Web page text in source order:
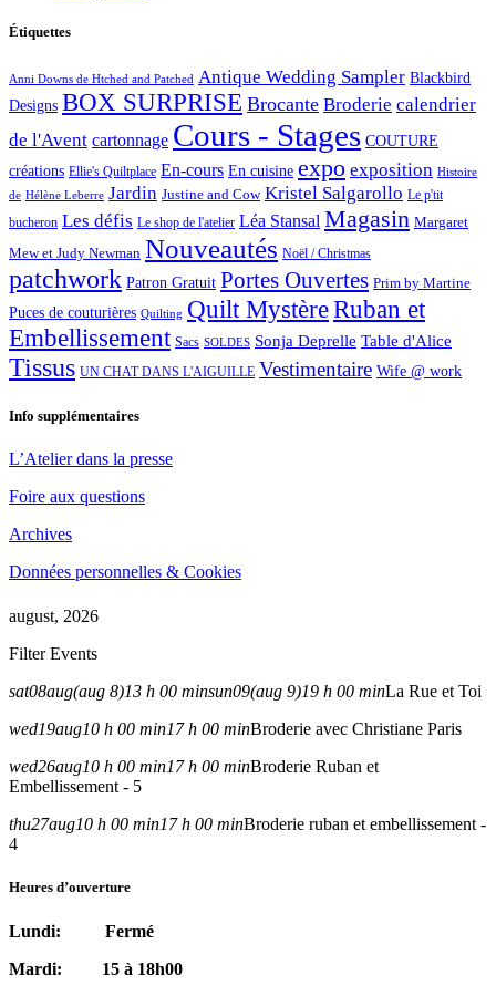
Étiquettes
Anni Downs de Htched and Patched Antique Wedding Sampler Blackbird
Designs BOX SURPRISE Brocante Broderie calendrier
de l'Avent cartonnage Cours - Stages COUTURE
créations Ellie's Quiltplace En-cours En cuisine expo exposition Histoire
de Hélène Leberre Jardin Justine and Cow Kristel Salgarollo Le p'tit
bucheron Les défis Le shop de l'atelier Léa Stansal Magasin Margaret
Mew et Judy Newman Nouveautés Noël / Christmas
patchwork Patron Gratuit Portes Ouvertes Prim by Martine
Puces de couturières Quilting Quilt MystèreRuban et
Embellissement Sacs SOLDES Sonja Deprelle Table d'Alice
Tissus UN CHAT DANS L'AIGUILLE Vestimentaire Wife @ work
Info supplémentaires
L’Atelier dans la presse
Foire aux questions
Archives
Données personnelles & Cookies
august, 2026
Filter Events
sat08aug(aug 8)13 h 00 minsun09(aug 9)19 h 00 minLa Rue et Toi
wed19aug10 h 00 min17 h 00 minBroderie avec Christiane Paris
wed26aug10 h 00 min17 h 00 minBroderie Ruban et
Embellissement - 5
thu27aug10 h 00 min17 h 00 minBroderie ruban et embellissement -
4
Heures d’ouverture
Lundi: Fermé
Mardi: 15 à 18h00